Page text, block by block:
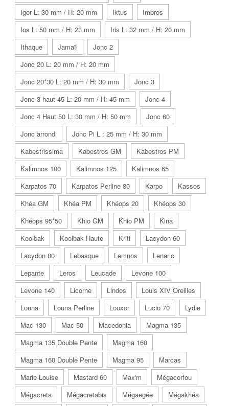
Igor L: 30 mm / H: 20 mm
Iktus
Imbros
Ios L: 50 mm / H: 23 mm
Iris L: 32 mm / H: 20 mm
Ithaque
Jamaïl
Jonc 2
Jonc 20 L: 20 mm / H: 20 mm
Jonc 20*30 L: 20 mm / H: 30 mm
Jonc 3
Jonc 3 haut 45 L: 20 mm / H: 45 mm
Jonc 4
Jonc 4 Haut 50 L: 30 mm / H: 50 mm
Jonc 60
Jonc arrondi
Jonc Pi L : 25 mm / H: 30 mm
Kabestrissima
Kabestros GM
Kabestros PM
Kalimnos 100
Kalimnos 125
Kalimnos 65
Karpatos 70
Karpatos Perline 80 Karpo
Kassos
Khéa GM
Khéa PM Khéops 20
Khéops 30
Khéops 95*50
Khio GM Khio PM
Kina
Koolbak
Koolbak Haute Kriti
Lacydon 60
Lacydon 80
Lebasque Lemnos
Lenaric
Lepante
Leros Leucade
Levone 100
Levone 140
Licorne Lindos
Louis XIV Oreilles
Louna
Louna Perline Louxor Lucio 70
Lydie
Mac 130
Mac 50 Macedonia
Magma 135
Magma 135 Double Pente
Magma 160
Magma 160 Double Pente
Magma 95
Marcas
Marie-Louise
Mastard 60 Max'm
Mégacorfou
Mégacreta
Mégacretabis Mégaegée
Mégakhéa